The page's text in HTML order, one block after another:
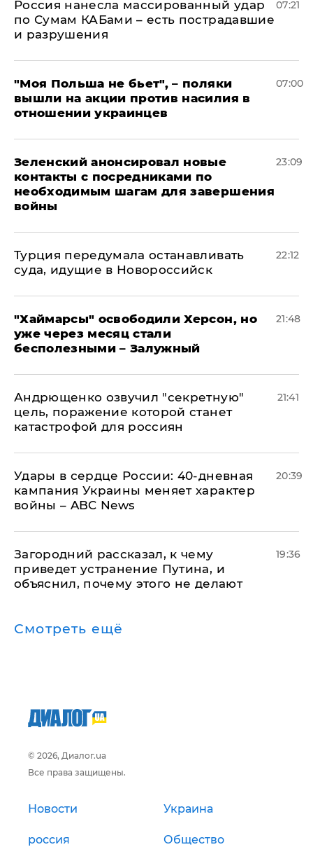
Россия нанесла массированный удар
по Сумам КАБами – есть пострадавшие
и разрушения
07:21
"Моя Польша не бьет", – поляки
вышли на акции против насилия в
отношении украинцев
07:00
Зеленский анонсировал новые
контакты с посредниками по
необходимым шагам для завершения
войны
23:09
Турция передумала останавливать
суда, идущие в Новороссийск
22:12
"Хаймарсы" освободили Херсон, но
уже через месяц стали
бесполезными – Залужный
21:48
Андрющенко озвучил "секретную"
цель, поражение которой станет
катастрофой для россиян
21:41
Удары в сердце России: 40-дневная
кампания Украины меняет характер
войны – ABC News
20:39
Загородний рассказал, к чему
приведет устранение Путина, и
объяснил, почему этого не делают
19:36
Смотреть ещё
© 2026, Диалог.ua
Все права защищены.
Новости Украина
россия Общество